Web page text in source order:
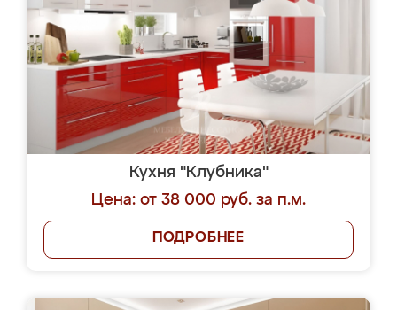
Кухня "Клубника"
Цена: от 38 000 руб. за п.м.
ПОДРОБНЕЕ